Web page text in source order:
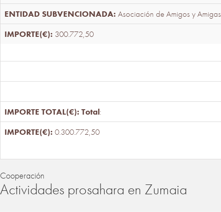
Asociación de Amigos y
300.772,50
Total:
0.300.772,50
Cooperación
Actividades prosahara en Zumaia